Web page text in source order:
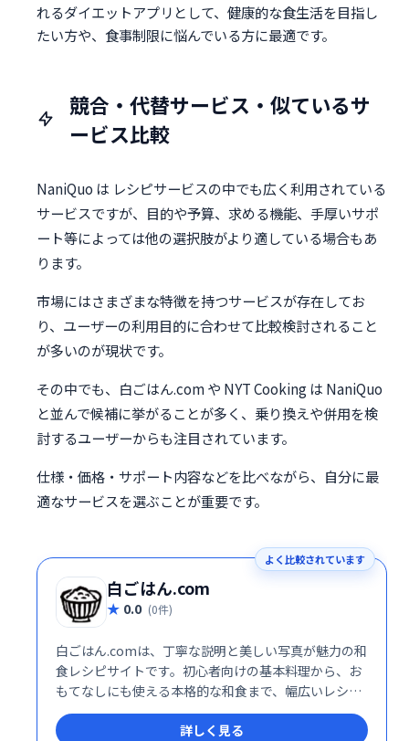
れるダイエットアプリとして、健康的な食生活を目指し
たい方や、食事制限に悩んでいる方に最適です。
競合・代替サービス・似ているサ
ービス比較
NaniQuo は レシピサービスの中でも広く利用されている
サービスですが、目的や予算、求める機能、手厚いサポ
ート等によっては他の選択肢がより適している場合もあ
ります。
市場にはさまざまな特徴を持つサービスが存在してお
り、ユーザーの利用目的に合わせて比較検討されること
が多いのが現状です。
その中でも、白ごはん.com や NYT Cooking は NaniQuo
と並んで候補に挙がることが多く、乗り換えや併用を検
討するユーザーからも注目されています。
仕様・価格・サポート内容などを比べながら、自分に最
適なサービスを選ぶことが重要です。
よく比較されています
白ごはん.com
0.0 (0件)
白ごはん.comは、丁寧な説明と美しい写真が魅力の和
食レシピサイトです。初心者向けの基本料理から、お
もてなしにも使える本格的な和食まで、幅広いレシピ
を掲載しています。和食を学びたい方、美味しい和食
を作りたい方におすすめです。
詳しく見る